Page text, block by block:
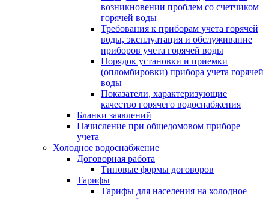
возникновении проблем со счетчиком
горячей воды
Требования к приборам учета горячей
воды, эксплуатация и обслуживание
приборов учета горячей воды
Порядок установки и приемки
(опломбировки) прибора учета горячей
воды
Показатели, характеризующие
качество горячего водоснабжения
Бланки заявлений
Начисление при общедомовом приборе
учета
Холодное водоснабжение
Договорная работа
Типовые формы договоров
Тарифы
Тарифы для населения на холодное